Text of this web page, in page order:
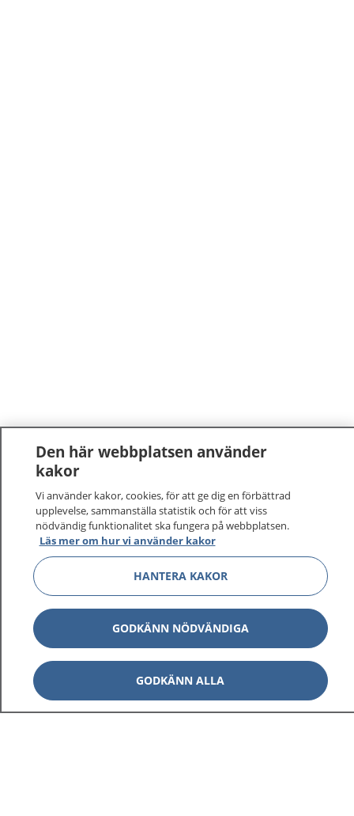
Den här webbplatsen använder
kakor
Vi använder kakor, cookies, för att ge dig en förbättrad
upplevelse, sammanställa statistik och för att viss
nödvändig funktionalitet ska fungera på webbplatsen.
Läs mer om hur vi använder kakor
HANTERA KAKOR
GODKÄNN NÖDVÄNDIGA
GODKÄNN ALLA